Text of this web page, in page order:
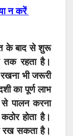
न करें
के बाद से शुरू
तक रहता है।
भी जरूरी
का पूर्ण लाभ
पालन करना
होता है।
रख सकता है।